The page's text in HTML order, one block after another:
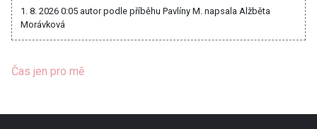
1. 8. 2026 0:05 autor podle příběhu Pavlíny M. napsala Alžběta
Morávková
Čas jen pro mě